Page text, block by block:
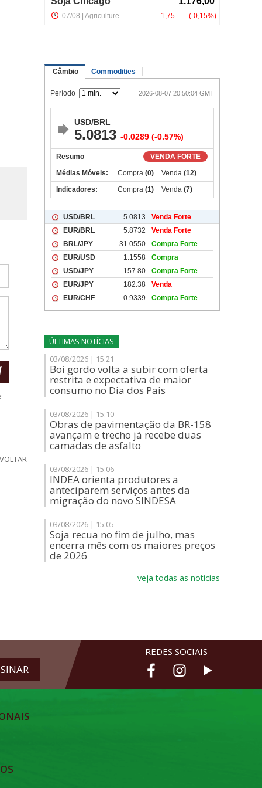
VOLTAR
ÚLTIMAS NOTÍCIAS
03/08/2026 | 15:21
Boi gordo volta a subir com oferta
restrita e expectativa de maior
consumo no Dia dos Pais
03/08/2026 | 15:10
Obras de pavimentação da BR-158
avançam e trecho já recebe duas
camadas de asfalto
03/08/2026 | 15:06
INDEA orienta produtores a
anteciparem serviços antes da
migração do novo SINDESA
03/08/2026 | 15:05
Soja recua no fim de julho, mas
encerra mês com os maiores preços
de 2026
veja todas as notícias
REDES SOCIAIS